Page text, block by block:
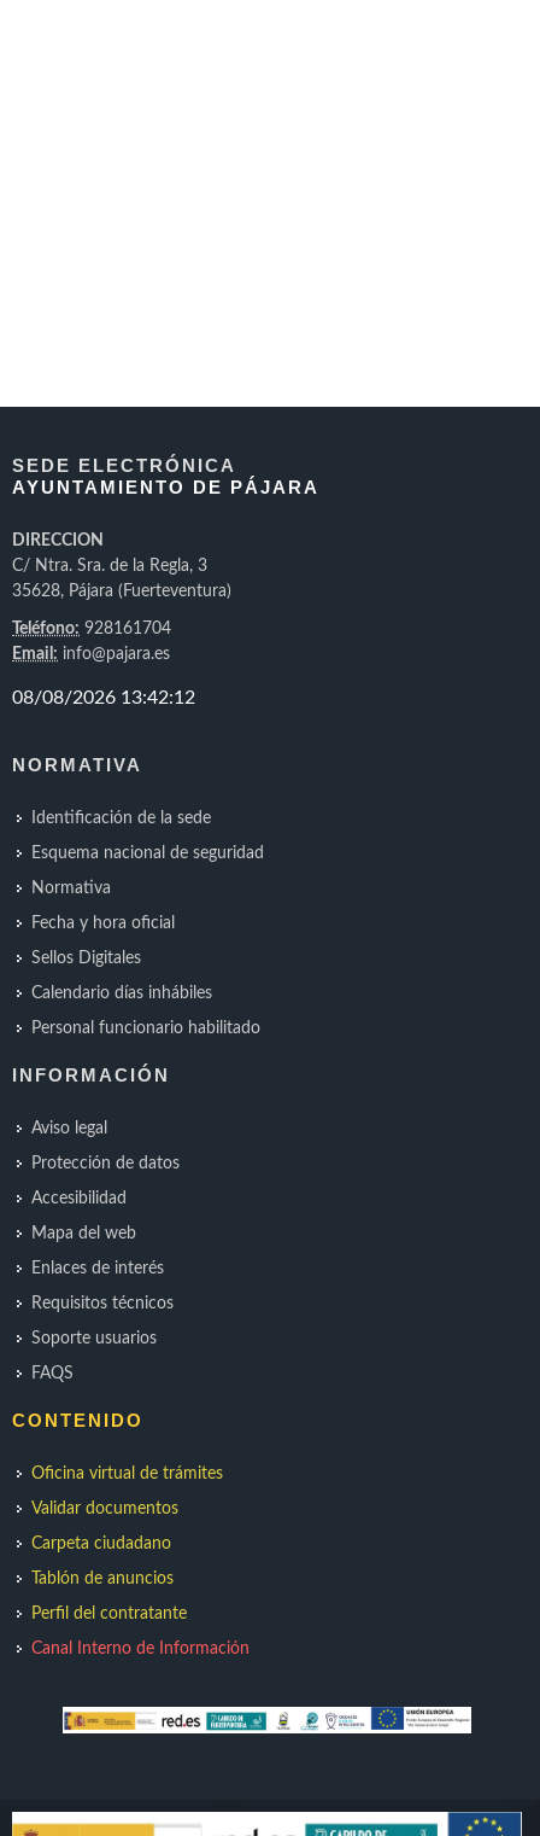
SEDE ELECTRÓNICA
AYUNTAMIENTO DE PÁJARA
DIRECCION
C/ Ntra. Sra. de la Regla, 3
35628, Pájara (Fuerteventura)
Teléfono: 928161704
Email: info@pajara.es
NORMATIVA
Identificación de la sede
Esquema nacional de seguridad
Normativa
Fecha y hora oficial
Sellos Digitales
Calendario días inhábiles
Personal funcionario habilitado
INFORMACIÓN
Aviso legal
Protección de datos
Accesibilidad
Mapa del web
Enlaces de interés
Requisitos técnicos
Soporte usuarios
FAQS
CONTENIDO
Oficina virtual de trámites
Validar documentos
Carpeta ciudadano
Tablón de anuncios
Perfil del contratante
Canal Interno de Información